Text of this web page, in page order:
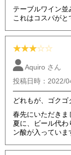
テーブルワイン並
これはコスパがと
★★★☆☆
Aquiro さん
投稿日時：2022/
どれもが、ゴクゴ
春先にいただきま
夏に、ビール代
ン酸が入っていま